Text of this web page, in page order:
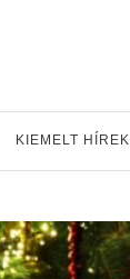
KIEMELT HÍREK